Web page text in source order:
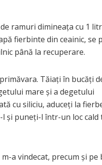
ramuri dimineața cu 1
fierbinte din ceainic, se
până la recuperare.
Tăiați în bucăți
mare și a degetului
cu siliciu, aduceți la
și puneți-l într-un loc cald
a vindecat, precum și pe